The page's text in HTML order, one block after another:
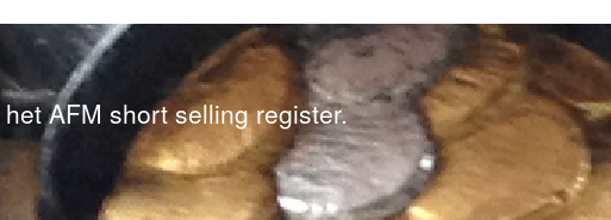
AFM short selling register.